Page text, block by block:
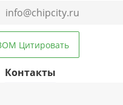
info@chipcity.ru
Цитировать
Контакты